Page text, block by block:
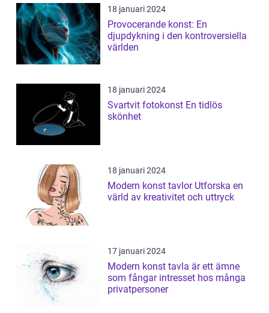
18 januari 2024
Provocerande konst: En
djupdykning i den kontroversiella
världen
18 januari 2024
Svartvit fotokonst En tidlös
skönhet
18 januari 2024
Modern konst tavlor Utforska en
värld av kreativitet och uttryck
17 januari 2024
Modern konst tavla är ett ämne
som fångar intresset hos många
privatpersoner